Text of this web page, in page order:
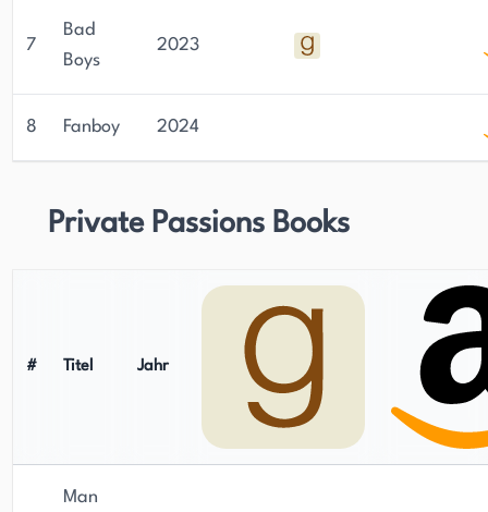
7
Bad
Boys
2023
8 Fanboy 2024
Private Passions Books
# Titel Jahr
Man